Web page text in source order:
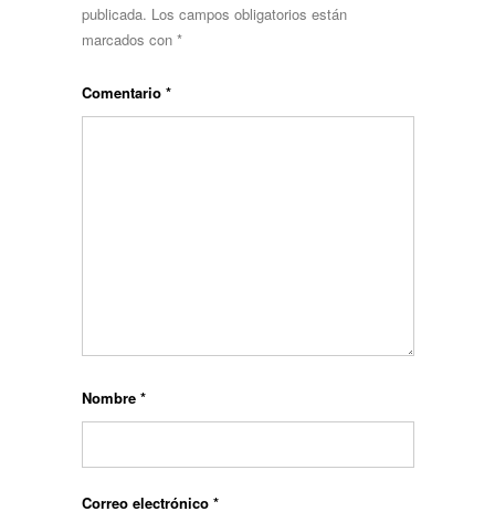
publicada. Los campos obligatorios están
marcados con *
Comentario *
Nombre *
Correo electrónico *